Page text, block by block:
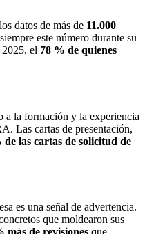
datos de más de 11.000
este número durante su
el 78 % de quienes
a la formación y la experiencia
Las cartas de presentación,
de las cartas de solicitud de
es una señal de advertencia.
que moldearon sus